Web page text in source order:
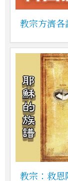
教宗方濟各
教宗：救